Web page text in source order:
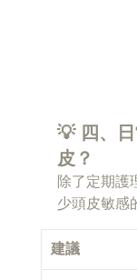
💡 四、
皮？
除了定期護
少頭皮敏感
建議